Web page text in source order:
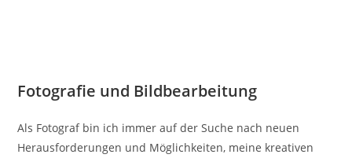
Fotografie und Bildbearbeitung
Als Fotograf bin ich immer auf der Suche nach neuen
Herausforderungen und Möglichkeiten, meine kreativen